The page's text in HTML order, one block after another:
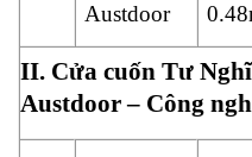
Austdoor
II. Cửa cuốn Tư
Austdoor – Công